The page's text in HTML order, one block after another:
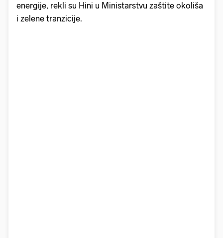
energije, rekli su Hini u Ministarstvu zaštite okoliša
i zelene tranzicije.